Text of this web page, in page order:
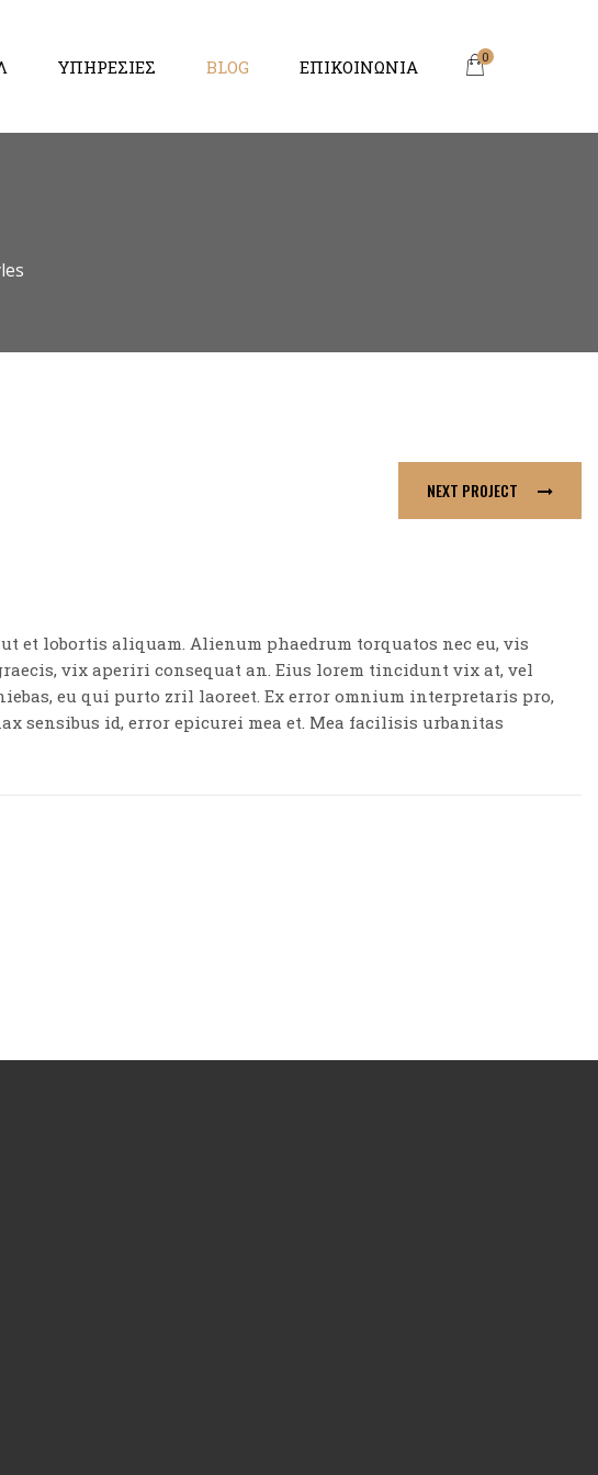
ΥΠΗΡΕΣΙΕΣ BLOG ΕΠΙΚΟΙΝΩΝΙΑ 0
NEXT PROJECT
et lobortis aliquam. Alienum phaedrum torquatos nec eu, vis
vix aperiri consequat an. Eius lorem tincidunt vix at, vel
eu qui purto zril laoreet. Ex error omnium interpretaris pro,
sensibus id, error epicurei mea et. Mea facilisis urbanitas